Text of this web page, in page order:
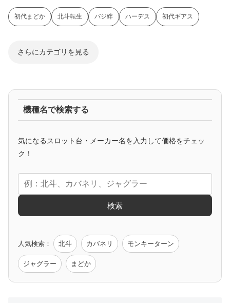
初代まどか 北斗転生 バジ絆 ハーデス 初代ギアス
さらにカテゴリを見る
アニメタイアップ
エヴァ コードギアス 化物語 炎炎ノ消防隊
モンハン バイオ ペルソナ
機種名で検索する
気になるスロット台・メーカー名を入力して価格をチェッ
ク！
検索
人気検索： 北斗 カバネリ モンキーターン
ジャグラー まどか